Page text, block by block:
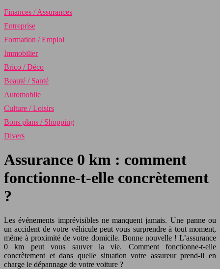
Finances / Assurances
Entreprise
Formation / Emploi
Immobilier
Brico / Déco
Beauté / Santé
Automobile
Culture / Loisirs
Bons plans / Shopping
Divers
Assurance 0 km : comment
fonctionne-t-elle concrètement
?
Les événements imprévisibles ne manquent jamais. Une panne ou
un accident de votre véhicule peut vous surprendre à tout moment,
même à proximité de votre domicile. Bonne nouvelle ! L’assurance
0 km peut vous sauver la vie. Comment fonctionne-t-elle
concrètement et dans quelle situation votre assureur prend-il en
charge le dépannage de votre voiture ?